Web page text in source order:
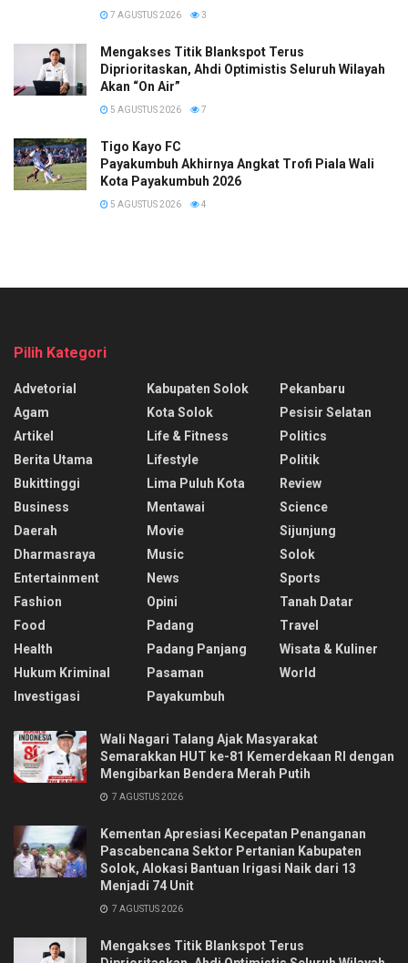
7 AGUSTUS 2026 3
Mengakses Titik Blankspot Terus
Diprioritaskan, Ahdi Optimistis Seluruh Wilayah
Akan “On Air”
5 AGUSTUS 2026 7
Tigo Kayo FC
Payakumbuh Akhirnya Angkat Trofi Piala Wali
Kota Payakumbuh 2026
5 AGUSTUS 2026 4
Pilih Kategori
Advetorial
Agam
Artikel
Berita Utama
Bukittinggi
Business
Daerah
Dharmasraya
Entertainment
Fashion
Food
Health
Hukum Kriminal
Investigasi
Kabupaten Solok
Kota Solok
Life & Fitness
Lifestyle
Lima Puluh Kota
Mentawai
Movie
Music
News
Opini
Padang
Padang Panjang
Pasaman
Payakumbuh
Pekanbaru
Pesisir Selatan
Politics
Politik
Review
Science
Sijunjung
Solok
Sports
Tanah Datar
Travel
Wisata & Kuliner
World
Wali Nagari Talang Ajak Masyarakat
Semarakkan HUT ke-81 Kemerdekaan RI dengan
Mengibarkan Bendera Merah Putih
7 AGUSTUS 2026
Kementan Apresiasi Kecepatan Penanganan
Pascabencana Sektor Pertanian Kabupaten
Solok, Alokasi Bantuan Irigasi Naik dari 13
Menjadi 74 Unit
7 AGUSTUS 2026
Mengakses Titik Blankspot Terus